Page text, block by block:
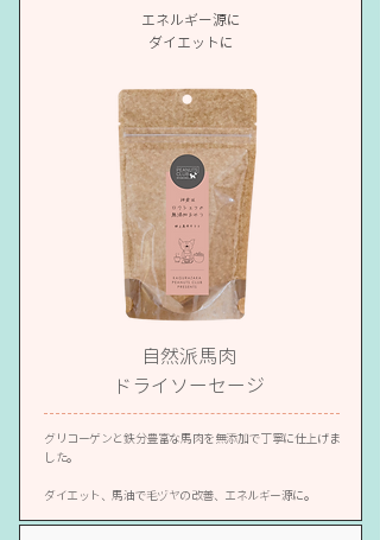
エネルギー源に
​ダイエットに
自然派馬肉
​ドライソーセージ
グリコーゲンと鉄分豊富な馬肉を無添加で丁寧に仕上げま
した。
ダイエット、馬油で毛ヅヤの改善、エネルギー源に。